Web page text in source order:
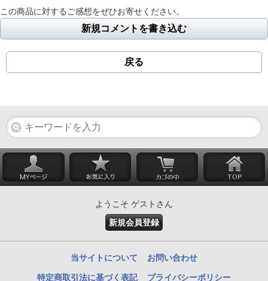
この商品に対するご感想をぜひお寄せください。
新規コメントを書き込む
戻る
ようこそ ゲストさん
新規会員登録
当サイトについて お問い合わせ
特定商取引法に基づく表記 プライバシーポリシー